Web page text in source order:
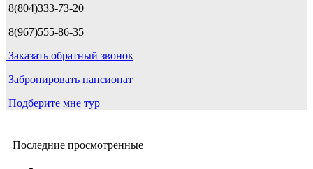
8(804)333-73-20
8(967)555-86-35
Заказать обратный звонок
Забронировать пансионат
Подберите мне тур
Последние просмотренные